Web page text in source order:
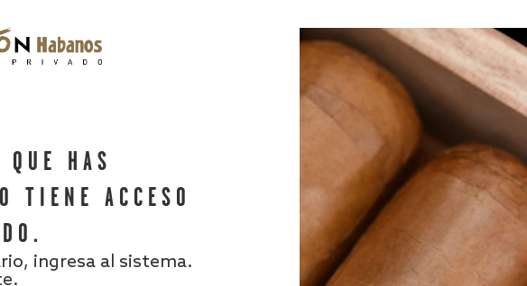
HAS
TIENE ACCESO
ingresa al sistema.